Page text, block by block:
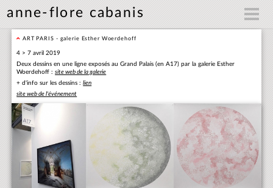
anne-flore cabanis
ART PARIS - galerie Esther Woerdehoff
4 > 7 avril 2019
Deux dessins en une ligne exposés au Grand Palais (en A17) par la galerie Esther
Woerdehoff :site web de la galerie
+ d'info sur les dessins :lien
site web de l'événement